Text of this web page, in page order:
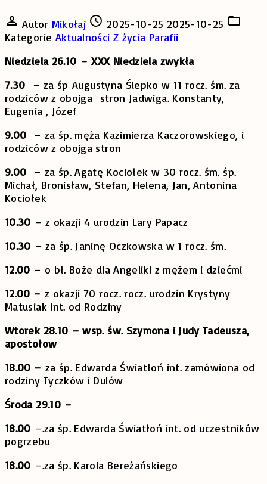
Autor Mikołaj 2025-10-25 2025-10-25
Kategorie Aktualności Z życia Parafii
Niedziela 26.10 – XXX Niedziela zwykła
7.30 – za śp Augustyna Ślepko w 11 rocz. śm. za
rodziców z obojga stron Jadwiga. Konstanty,
Eugenia , Józef
9.00 – za śp. męża Kazimierza Kaczorowskiego, i
rodziców z obojga stron
9.00 – za śp. Agatę Kociołek w 30 rocz. śm. śp.
Michał, Bronisław, Stefan, Helena, Jan, Antonina
Kociołek
10.30 – z okazji 4 urodzin Lary Papacz
10.30 – za śp. Janinę Oczkowska w 1 rocz. śm.
12.00 – o bł. Boże dla Angeliki z mężem i dziećmi
12.00 – z okazji 70 rocz. rocz. urodzin Krystyny
Matusiak int. od Rodziny
Wtorek 28.10 – wsp. św. Szymona i Judy Tadeusza,
apostołow
18.00 – za śp. Edwarda Światłoń int. zamówiona od
rodziny Tyczków i Dulów
Środa 29.10 –
18.00 –.za śp. Edwarda Światłoń int. od uczestników
pogrzebu
18.00 –.za śp. Karola Bereżańskiego